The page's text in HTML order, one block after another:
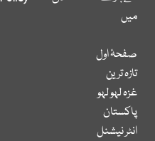
میں
صفحۂ اول
تازہ ترین
غزہ لہو لہو
پاکستان
انٹر نیشنل